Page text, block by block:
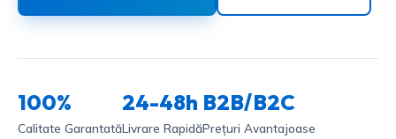
100%
Calitate Garantată
24-48h
Livrare Rapidă
B2B/B2C
Prețuri Avantajoase